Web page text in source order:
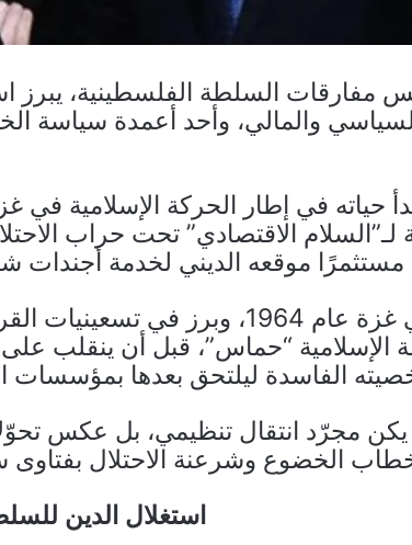
السلطة الفلسطينية، يبرز
والمالي، وأحد أعمدة سياسة
حياته في إطار الحركة الإسلامية في
لـ”السلام الاقتصادي” تحت حراب
موقعه الديني لخدمة
وُلد الهباش في غزة عام 1964،
الإسلامية “حماس”، قبل أن ينقلب
الفاسدة ليلتحق بعدها بمؤسسات
يكن مجرّد انتقال تنظيمي، بل عكس
الخضوع وشرعنة الاحتلال
استغلال الدين